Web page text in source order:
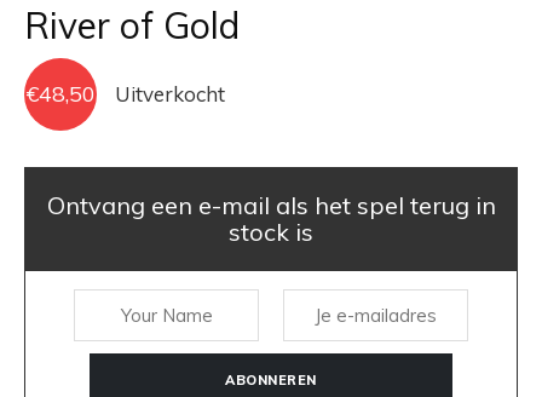
River of Gold
€48,50 Uitverkocht
Ontvang een e-mail als het spel terug in
stock is
ABONNEREN